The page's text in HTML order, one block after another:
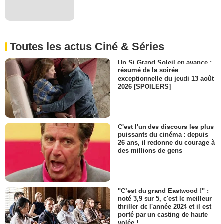
Toutes les actus Ciné & Séries
Un Si Grand Soleil en avance :
résumé de la soirée
exceptionnelle du jeudi 13 août
2026 [SPOILERS]
C'est l'un des discours les plus
puissants du cinéma : depuis
26 ans, il redonne du courage à
des millions de gens
"C’est du grand Eastwood !" :
noté 3,9 sur 5, c'est le meilleur
thriller de l'année 2024 et il est
porté par un casting de haute
volée !